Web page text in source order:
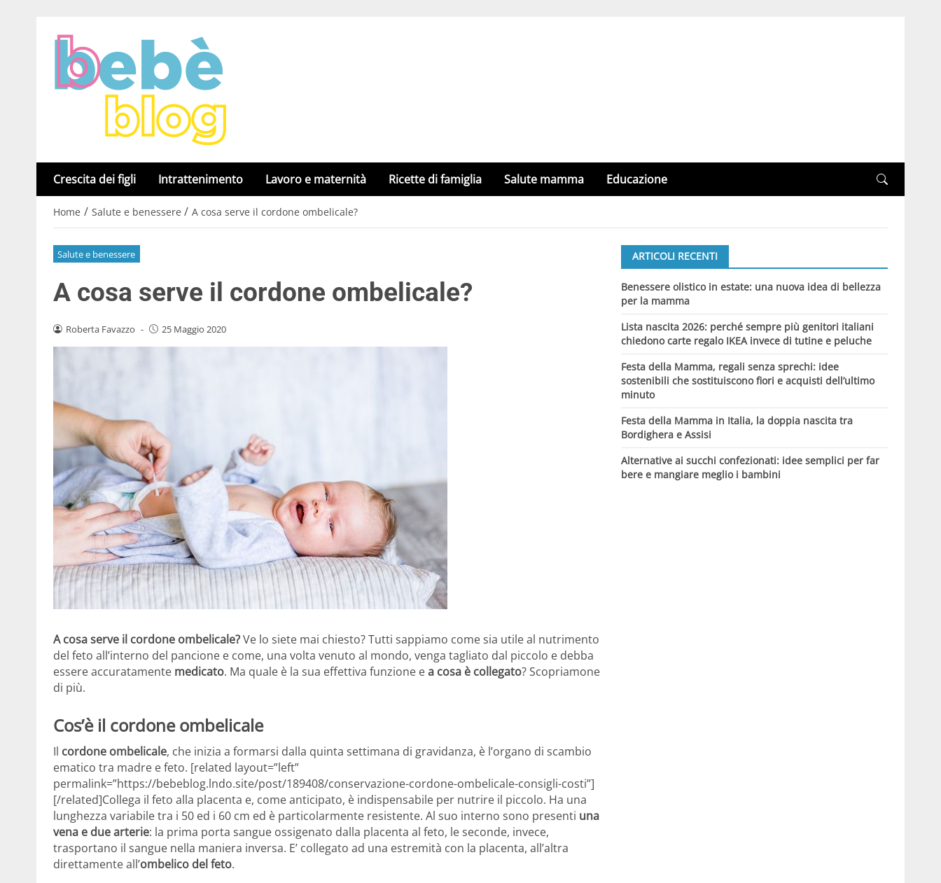
Crescita dei figli Intrattenimento Lavoro e maternità Ricette di famiglia Salute mamma Educazione
Home / Salute e benessere / A cosa serve il cordone ombelicale?
Salute e benessere
A cosa serve il cordone ombelicale?
Roberta Favazzo - 25 Maggio 2020
A cosa serve il cordone ombelicale?Ve lo siete mai chiesto? Tutti sappiamo come sia utile al nutrimento
del feto all’interno del pancione e come, una volta venuto al mondo, venga tagliato dal piccolo e debba
essere accuratamente medicato. Ma quale è la sua effettiva funzione ea cosa è collegato? Scopriamone
di più.
Cos’è il cordone ombelicale
Il cordone ombelicale, che inizia a formarsi dalla quinta settimana di gravidanza, è l’organo di scambio
ematico tra madre e feto. [related layout=”left”
permalink=”https://bebeblog.lndo.site/post/189408/conservazione-cordone-ombelicale-consigli-costi”]
[/related]Collega il feto alla placenta e, come anticipato, è indispensabile per nutrire il piccolo. Ha una
lunghezza variabile tra i 50 ed i 60 cm ed è particolarmente resistente. Al suo interno sono presenti una
vena e due arterie: la prima porta sangue ossigenato dalla placenta al feto, le seconde, invece,
trasportano il sangue nella maniera inversa. E’ collegato ad una estremità con la placenta, all’altra
direttamente all’ombelico del feto.
ARTICOLI RECENTI
Benessere olistico in estate: una nuova idea di bellezza
per la mamma
Lista nascita 2026: perché sempre più genitori italiani
chiedono carte regalo IKEA invece di tutine e peluche
Festa della Mamma, regali senza sprechi: idee
sostenibili che sostituiscono fiori e acquisti dell’ultimo
minuto
Festa della Mamma in Italia, la doppia nascita tra
Bordighera e Assisi
Alternative ai succhi confezionati: idee semplici per far
bere e mangiare meglio i bambini